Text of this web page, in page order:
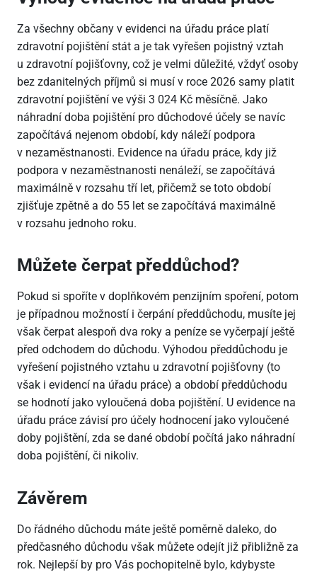
Za všechny občany v evidenci na úřadu práce platí
zdravotní pojištění stát a je tak vyřešen pojistný vztah
u zdravotní pojišťovny, což je velmi důležité, vždyť osoby
bez zdanitelných příjmů si musí v roce 2026 samy platit
zdravotní pojištění ve výši 3 024 Kč měsíčně. Jako
náhradní doba pojištění pro důchodové účely se navíc
započítává nejenom období, kdy náleží podpora
v nezaměstnanosti. Evidence na úřadu práce, kdy již
podpora v nezaměstnanosti nenáleží, se započítává
maximálně v rozsahu tří let, přičemž se toto období
zjišťuje zpětně a do 55 let se započítává maximálně
v rozsahu jednoho roku.
Můžete čerpat předdůchod?
Pokud si spoříte v doplňkovém penzijním spoření, potom
je případnou možností i čerpání předdůchodu, musíte jej
však čerpat alespoň dva roky a peníze se vyčerpají ještě
před odchodem do důchodu. Výhodou předdůchodu je
vyřešení pojistného vztahu u zdravotní pojišťovny (to
však i evidencí na úřadu práce) a období předdůchodu
se hodnotí jako vyloučená doba pojištění. U evidence na
úřadu práce závisí pro účely hodnocení jako vyloučené
doby pojištění, zda se dané období počítá jako náhradní
doba pojištění, či nikoliv.
Závěrem
Do řádného důchodu máte ještě poměrně daleko, do
předčasného důchodu však můžete odejít již přibližně za
rok. Nejlepší by pro Vás pochopitelně bylo, kdybyste